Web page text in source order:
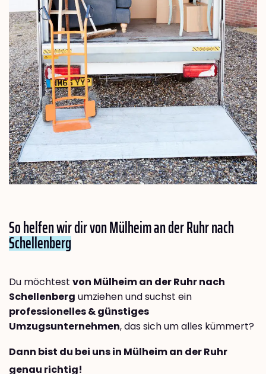
So helfen wir dir von Mülheim an der Ruhr nach
Schellenberg
Du möchtest von Mülheim an der Ruhr nach
Schellenberg umziehen und suchst ein
professionelles & günstiges
Umzugsunternehmen, das sich um alles kümmert?
Dann bist du bei uns in Mülheim an der Ruhr
genau richtig!